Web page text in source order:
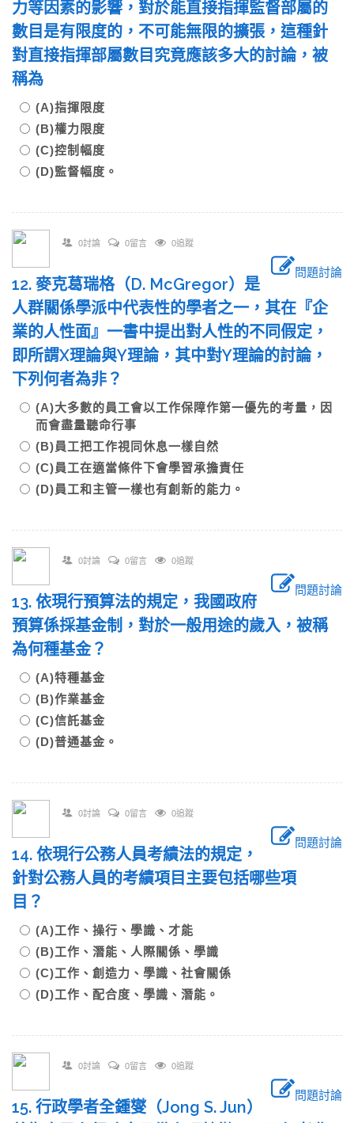
力等因素的影響，對於能直接指揮監督部屬的
數目是有限度的，不可能無限的擴張，這種針
對直接指揮部屬數目究竟應該多大的討論，被
稱為
(A)指揮限度
(B)權力限度
(C)控制幅度
(D)監督幅度。
0討論 0留言 0追蹤
問題討論
12. 麥克葛瑞格（D. McGregor）是
人群關係學派中代表性的學者之一，其在『企
業的人性面』一書中提出對人性的不同假定，
即所謂X理論與Y理論，其中對Y理論的討論，
下列何者為非？
(A)大多數的員工會以工作保障作第一優先的考量，因
而會盡量聽命行事
(B)員工把工作視同休息一樣自然
(C)員工在適當條件下會學習承擔責任
(D)員工和主管一樣也有創新的能力。
0討論 0留言 0追蹤
問題討論
13. 依現行預算法的規定，我國政府
預算係採基金制，對於一般用途的歲入，被稱
為何種基金？
(A)特種基金
(B)作業基金
(C)信託基金
(D)普通基金。
0討論 0留言 0追蹤
問題討論
14. 依現行公務人員考績法的規定，
針對公務人員的考績項目主要包括哪些項
目？
(A)工作、操行、學識、才能
(B)工作、潛能、人際關係、學識
(C)工作、創造力、學識、社會關係
(D)工作、配合度、學識、潛能。
0討論 0留言 0追蹤
問題討論
15. 行政學者全鍾燮（Jong S. Jun）